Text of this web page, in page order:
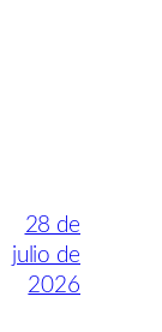
28 de
julio de
2026